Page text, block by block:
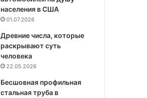
населения в США
01.07.2026
Древние числа, которые
раскрывают суть
человека
22.05.2026
Бесшовная профильная
стальная труба в